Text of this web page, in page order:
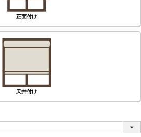
正面付け
天井付け